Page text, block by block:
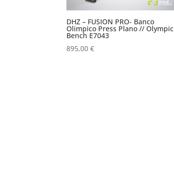
DHZ – FUSION PRO- Banco
Olimpico Press Plano // Olympic
Bench E7043
895,00€